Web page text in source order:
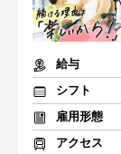
給与
シフト
雇用形態
アクセス